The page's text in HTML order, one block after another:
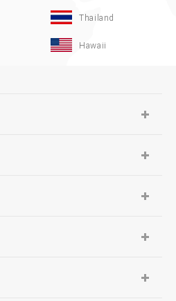
Thailand
Hawaii